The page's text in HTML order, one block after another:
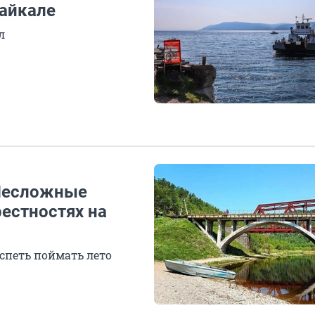
на
поймать лето